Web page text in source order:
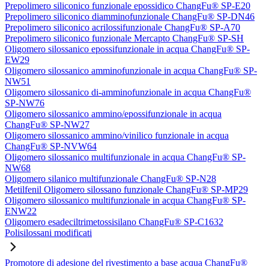
Prepolimero siliconico funzionale epossidico ChangFu® SP-E20
Prepolimero siliconico diamminofunzionale ChangFu® SP-DN46
Prepolimero siliconico acrilossifunzionale ChangFu® SP-A70
Prepolimero siliconico funzionale Mercapto ChangFu® SP-SH
Oligomero silossanico epossifunzionale in acqua ChangFu® SP-
EW29
Oligomero silossanico amminofunzionale in acqua ChangFu® SP-
NW51
Oligomero silossanico di-amminofunzionale in acqua ChangFu®
SP-NW76
Oligomero silossanico ammino/epossifunzionale in acqua
ChangFu® SP-NW27
Oligomero silossanico ammino/vinilico funzionale in acqua
ChangFu® SP-NVW64
Oligomero silossanico multifunzionale in acqua ChangFu® SP-
NW68
Oligomero silanico multifunzionale ChangFu® SP-N28
Metilfenil Oligomero silossano funzionale ChangFu® SP-MP29
Oligomero silossanico multifunzionale in acqua ChangFu® SP-
ENW22
Oligomero esadeciltrimetossisilano ChangFu® SP-C1632
Polisilossani modificati
Promotore di adesione del rivestimento a base acqua ChangFu®